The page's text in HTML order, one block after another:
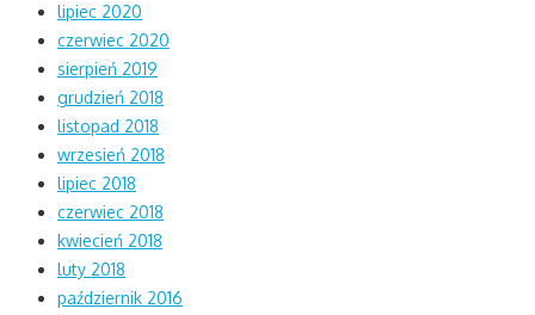
lipiec 2020
czerwiec 2020
sierpień 2019
grudzień 2018
listopad 2018
wrzesień 2018
lipiec 2018
czerwiec 2018
kwiecień 2018
luty 2018
październik 2016